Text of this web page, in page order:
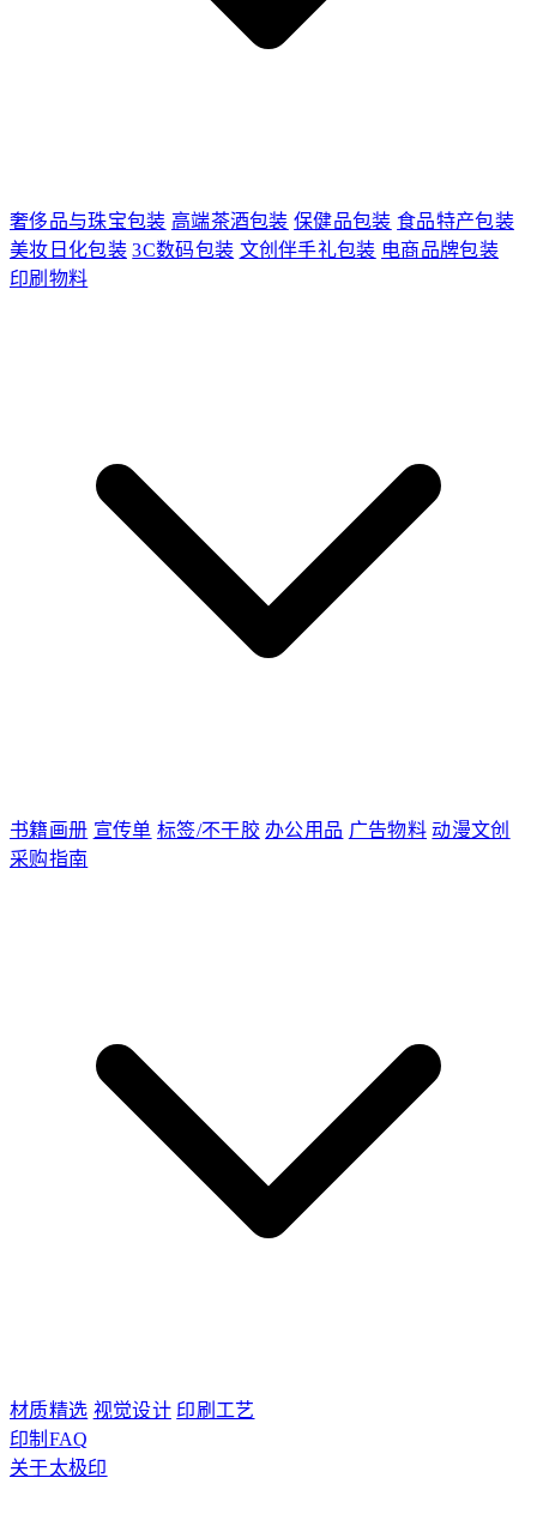
奢侈品与珠宝包装 高端茶酒包装 保健品包装 食品特产包装
美妆日化包装 3C数码包装 文创伴手礼包装 电商品牌包装
印刷物料
书籍画册 宣传单 标签/不干胶 办公用品 广告物料 动漫文创
采购指南
材质精选 视觉设计 印刷工艺
印制FAQ
关于太极印